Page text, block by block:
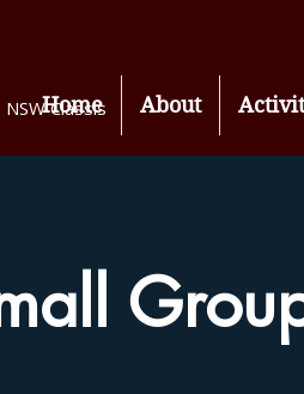
NSW Classis
Home About